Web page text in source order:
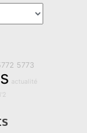
5773
actualité